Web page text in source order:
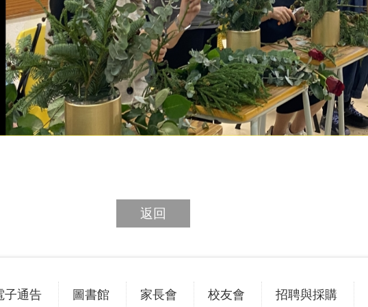
返回
子通告 圖書館 家長會 校友會 招聘與採購